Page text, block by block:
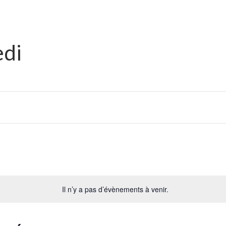
Il n’y a pas d’évènements à venir.